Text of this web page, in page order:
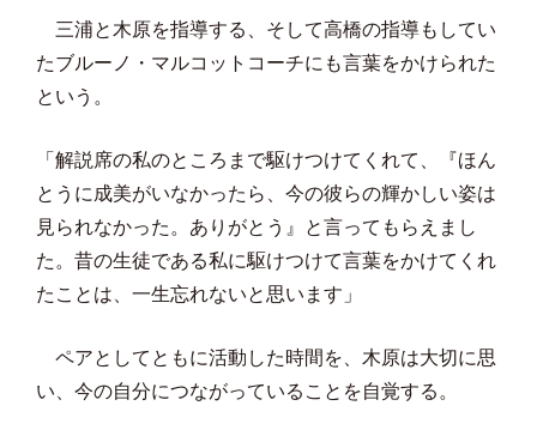
三浦と木原を指導する、そして高橋の指導もしてい
たブルーノ・マルコットコーチにも言葉をかけられた
という。
「解説席の私のところまで駆けつけてくれて、『ほん
とうに成美がいなかったら、今の彼らの輝かしい姿は
見られなかった。ありがとう』と言ってもらえまし
た。昔の生徒である私に駆けつけて言葉をかけてくれ
たことは、一生忘れないと思います」
ペアとしてともに活動した時間を、木原は大切に思
い、今の自分につながっていることを自覚する。